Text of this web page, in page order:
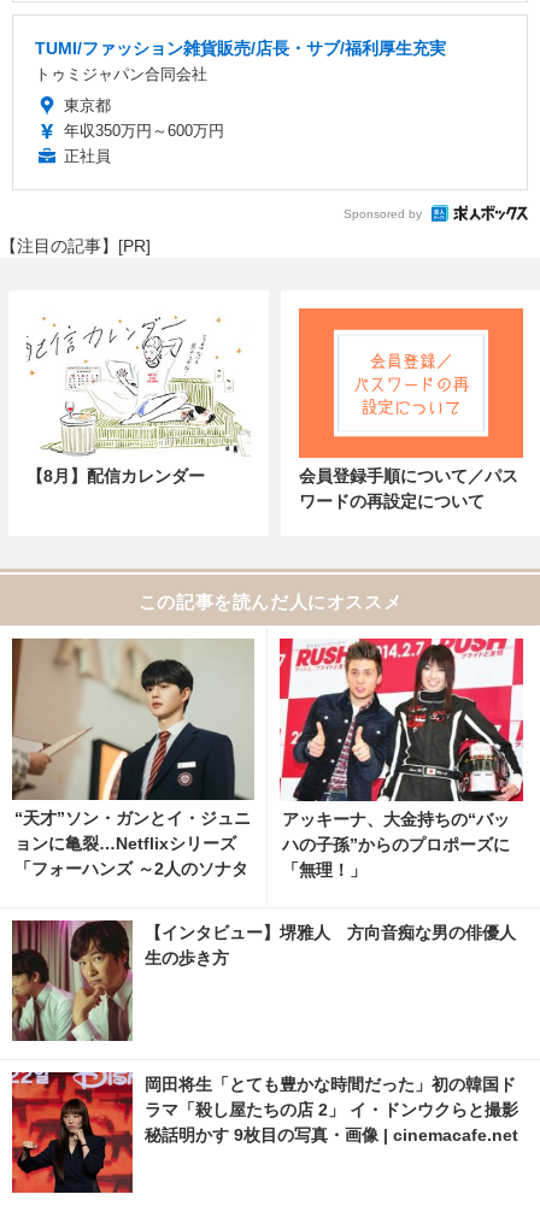
TUMI/ファッション雑貨販売/店長・サブ/福利厚生充実
トゥミジャパン合同会社
東京都
年収350万円～600万円
正社員
Sponsored by
【注目の記事】[PR]
【8月】配信カレンダー
会員登録手順について／パス
ワードの再設定について
この記事を読んだ人にオススメ
“天才”ソン・ガンとイ・ジュニ
ョンに亀裂…Netflixシリーズ
「フォーハンズ ～2人のソナタ
アッキーナ、大金持ちの“バッ
ハの子孫”からのプロポーズに
「無理！」
【インタビュー】堺雅人 方向音痴な男の俳優人
生の歩き方
岡田将生「とても豊かな時間だった」初の韓国ド
ラマ「殺し屋たちの店 2」 イ・ドンウクらと撮影
秘話明かす 9枚目の写真・画像 | cinemacafe.net